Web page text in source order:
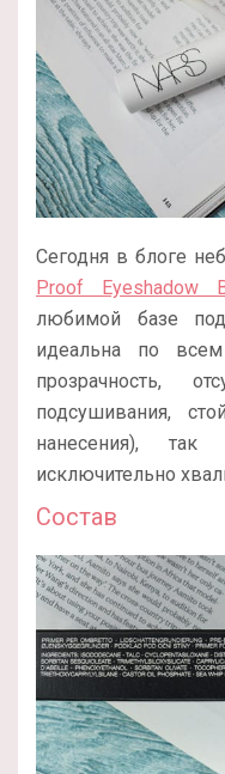
Сегодня в блоге
Proof Eyeshadow
любимой базе
идеальна по всем
прозрачность,
подсушивания,
нанесения),
исключительно
Состав